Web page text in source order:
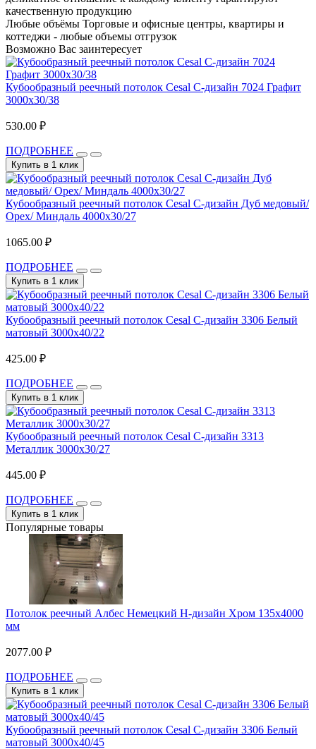
качественную продукцию
Любые объёмы Торговые и офисные центры, квартиры и
коттеджи - любые объемы отгрузок
Возможно Вас заинтересует
Кубообразный реечный потолок Cesal C-дизайн 7024 Графит
3000х30/38
530.00 ₽
ПОДРОБНЕЕ
Купить в 1 клик
Кубообразный реечный потолок Cesal C-дизайн Дуб медовый/
Орех/ Миндаль 4000х30/27
1065.00 ₽
ПОДРОБНЕЕ
Купить в 1 клик
Кубообразный реечный потолок Cesal C-дизайн 3306 Белый
матовый 3000х40/22
425.00 ₽
ПОДРОБНЕЕ
Купить в 1 клик
Кубообразный реечный потолок Cesal C-дизайн 3313
Металлик 3000х30/27
445.00 ₽
ПОДРОБНЕЕ
Купить в 1 клик
Популярные товары
Потолок реечный Албес Немецкий H-дизайн Хром 135х4000
мм
2077.00 ₽
ПОДРОБНЕЕ
Купить в 1 клик
Кубообразный реечный потолок Cesal C-дизайн 3306 Белый
матовый 3000х40/45